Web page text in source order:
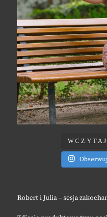
Robert i Julia – sesja